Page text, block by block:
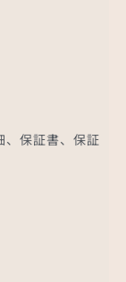
、保証書、保証